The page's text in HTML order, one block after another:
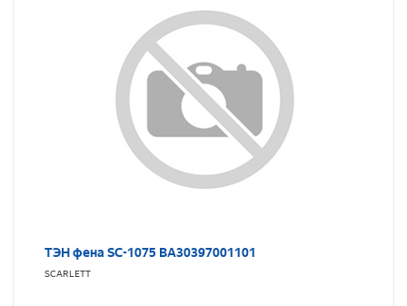
ТЭН фена SC-1075 BA30397001101
SCARLETT